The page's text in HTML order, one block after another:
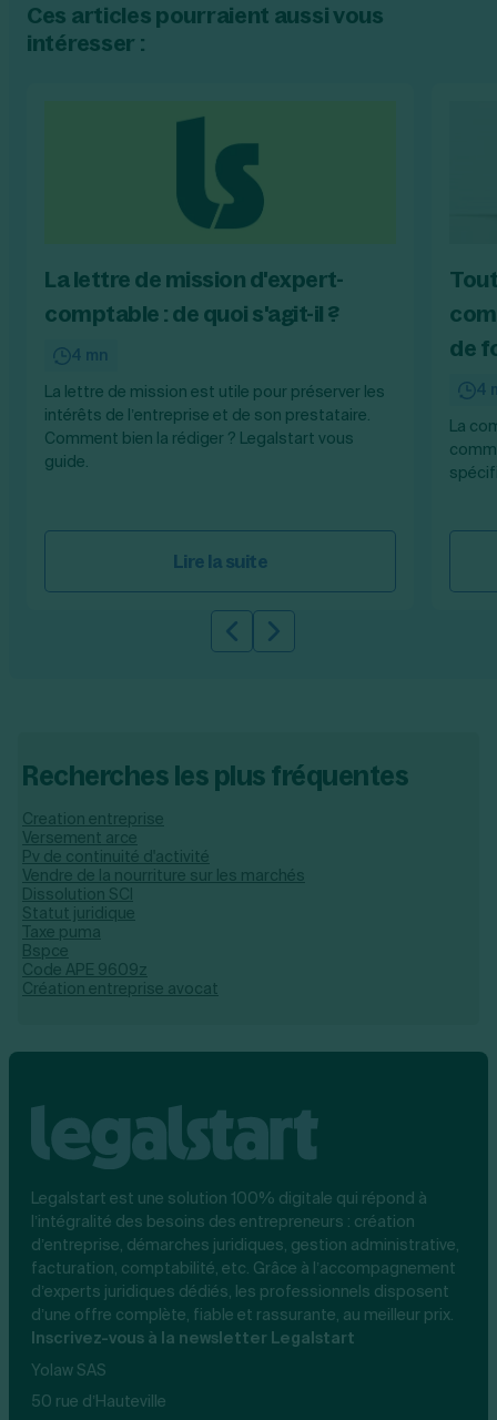
Ces articles pourraient aussi vous
intéresser :
La lettre de mission d'expert-
comptable : de quoi s'agit-il ?
4 mn
La lettre de mission est utile pour préserver les
intérêts de l’entreprise et de son prestataire.
Comment bien la rédiger ? Legalstart vous
guide.
Lire la suite
de
4
La
Slide précédente
Slide suivante
Recherches les plus fréquentes
Creation entreprise
Versement arce
Pv de continuité d'activité
Vendre de la nourriture sur les marchés
Dissolution SCI
Statut juridique
Taxe puma
Bspce
Code APE 9609z
Création entreprise avocat
Legalstart est une solution 100% digitale qui répond à
l’intégralité des besoins des entrepreneurs : création
d’entreprise, démarches juridiques, gestion administrative,
facturation, comptabilité, etc. Grâce à l’accompagnement
d’experts juridiques dédiés, les professionnels disposent
d’une offre complète, fiable et rassurante, au meilleur prix.
Inscrivez-vous à la newsletter Legalstart
Yolaw SAS
50 rue d’Hauteville